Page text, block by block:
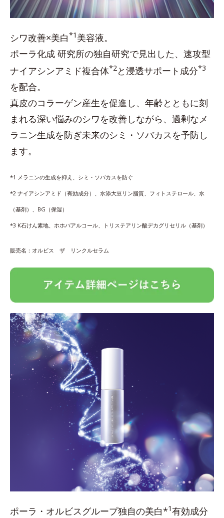
シワ改善×美白*1 美容液。
ポーラ化成 研究所の独自研究で見出した、速攻型
ナイアシンアミド複合体*2 と浸透サポート成分*3
を配合。
真皮のコラーゲン産生を促進し、年齢とともに刻
まれる深い悩みのシワを改善しながら、過剰なメ
ラニン生成を防ぎ未来のシミ・ソバカスを予防し
ます。
*1 メラニンの生成を抑え、シミ・ソバカスを防ぐ
*2 ナイアシンアミド（有効成分）、水添大豆リン脂質、フィトステロール、水
（基剤）、BG（保湿）
*3 K石けん素地、ホホバアルコール、トリステアリン酸デカグリセリル（基剤）
販売名：オルビス ザ リンクルセラム
ポーラ・オルビスグループ独自の美白*1有効成分